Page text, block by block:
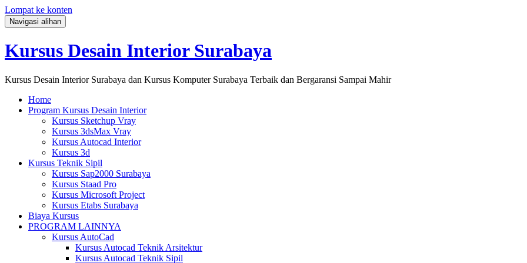
Lompat ke konten
Navigasi alihan
Kursus Desain Interior Surabaya
Kursus Desain Interior Surabaya dan Kursus Komputer Surabaya Terbaik dan Bergaransi Sampai Mahir
Home
Program Kursus Desain Interior
Kursus Sketchup Vray
Kursus 3dsMax Vray
Kursus Autocad Interior
Kursus 3d
Kursus Teknik Sipil
Kursus Sap2000 Surabaya
Kursus Staad Pro
Kursus Microsoft Project
Kursus Etabs Surabaya
Biaya Kursus
PROGRAM LAINNYA
Kursus AutoCad
Kursus Autocad Teknik Arsitektur
Kursus Autocad Teknik Sipil